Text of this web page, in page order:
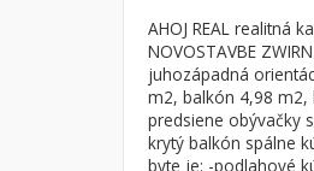
Byt
Garsónky
AHOJ REAL realitná
NOVOSTAVBE
juhozápadná
m2, balkón 4,98 m2,
predsiene obývačky
krytý balkón spálne
byte je: -podlahové